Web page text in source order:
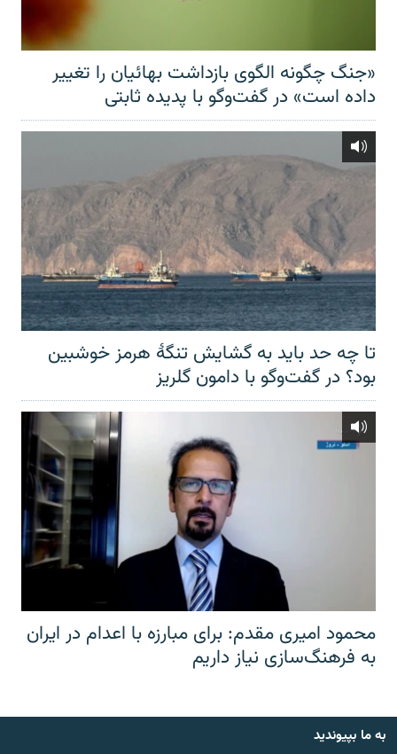
«جنگ چگونه الگوی بازداشت بهائیان را تغییر
داده است» در گفت‌وگو با پدیده ثابتی
تا چه حد باید به گشایش تنگهٔ هرمز خوشبین
بود؟ در گفت‌وگو با دامون گلریز
محمود امیری مقدم: برای مبارزه با اعدام در ایران
به فرهنگ‌سازی نیاز داریم
به ما بپیوندید